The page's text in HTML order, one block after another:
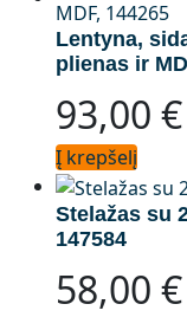
Lentyna,
plienas ir
93,00 €
Į krepšelį
Stelažas su
147584
58,00 €